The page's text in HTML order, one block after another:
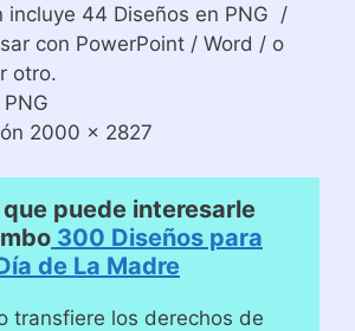
incluye 44 Diseños en PNG /
con PowerPoint / Word / o
otro.
2000 x 2827
puede interesarle
300 Diseños para
de La Madre
transfiere los derechos de